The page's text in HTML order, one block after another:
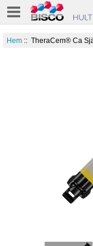
Hem:: TheraCem® Ca